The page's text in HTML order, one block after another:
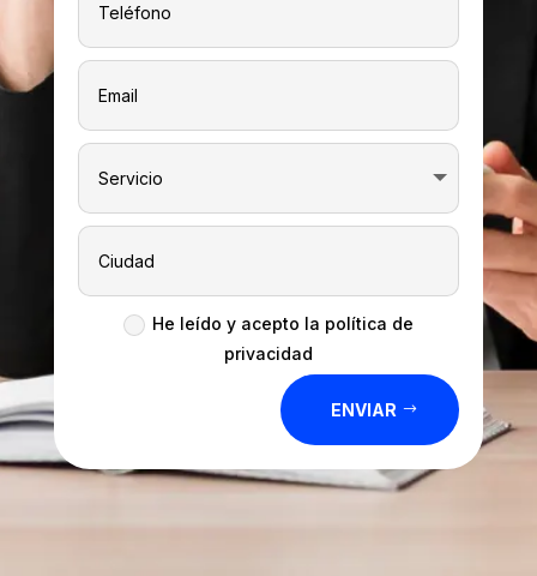
He leído y acepto la política de
privacidad
ENVIAR